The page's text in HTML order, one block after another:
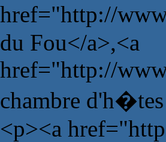
href="http://
du Fou</a>,<a
href="http://
chambre
<p><a